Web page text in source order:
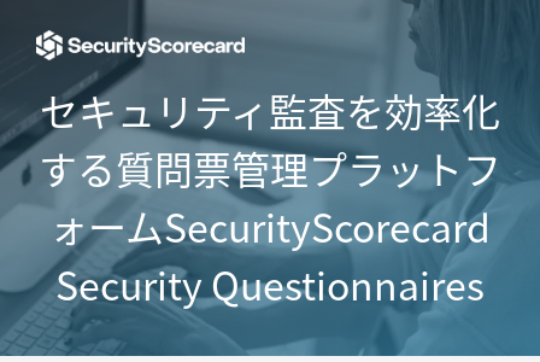
セキュリティ監査を効率化
する質問票管理プラットフ
ォームSecurityScorecard
Security Questionnaires